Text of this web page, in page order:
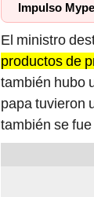
Impulso
El ministro
productos de
también hubo
papa tuvieron
también se